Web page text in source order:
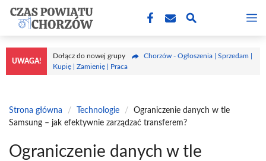
Przejdź
treści
UWAGA!
Dołącz do nowej grupy
Chorzów - Ogłoszenia | Sprzedam |
Kupię | Zamienię | Praca
Strona główna / Technologie /
Ograniczenie danych w tle
Samsung – jak efektywnie zarządzać transferem?
Ograniczenie danych w tle